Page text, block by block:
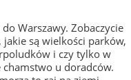
Warszawy. Zobaczycie
są wielkości parków,
i czy tylko w
u doradców.